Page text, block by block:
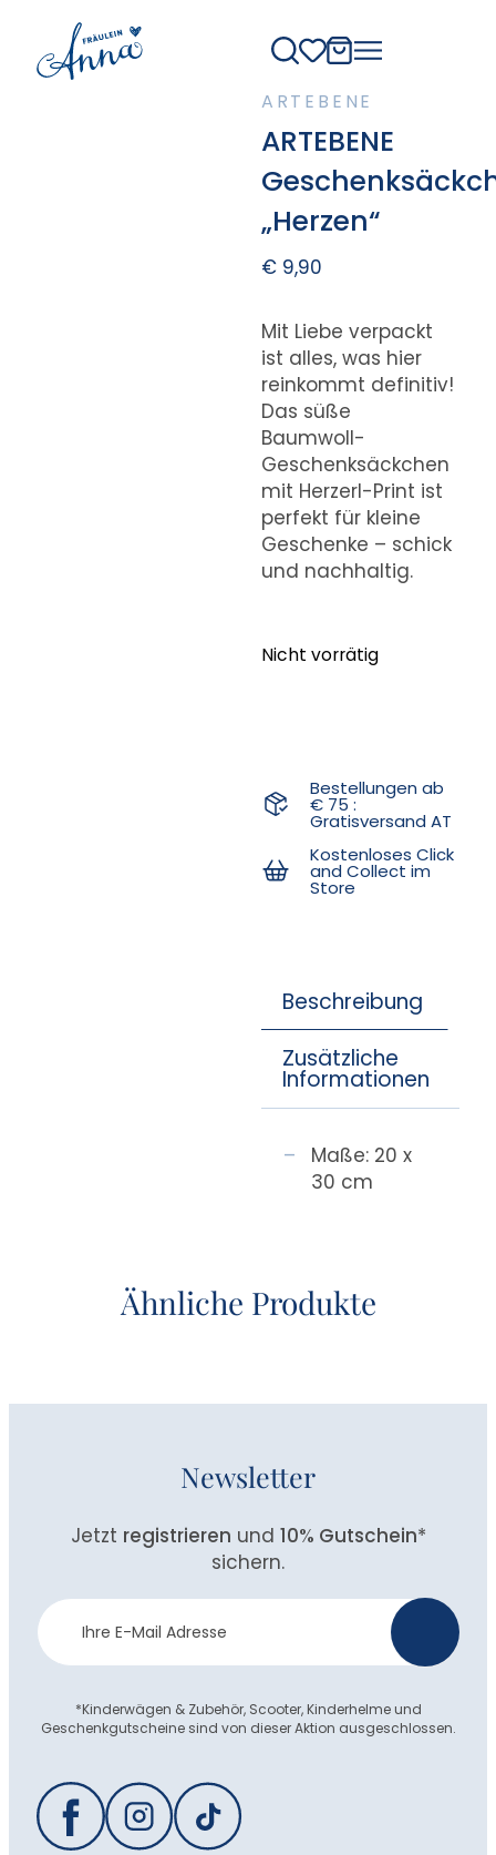
ARTEBENE
ARTEBENE
„Herzen“
€9,90
Mit Liebe verpackt
ist alles, was hier
reinkommt definitiv!
Das süße
Baumwoll-
Geschenksäckchen
mit Herzerl-Print ist
perfekt für kleine
Geschenke – schick
und nachhaltig.
Nicht vorrätig
Bestellungen ab
€ 75 :
Gratisversand AT
Kostenloses Click
and Collect im
Store
Beschreibung
Zusätzliche
Informationen
Maße: 20 x
30 cm
Ähnliche Produkte
Newsletter
Jetzt registrieren und 10% Gutschein*
sichern.
Newsletter
Anmeldung
*Kinderwägen & Zubehör, Scooter, Kinderhelme und
Geschenkgutscheine sind von dieser Aktion ausgeschlossen.